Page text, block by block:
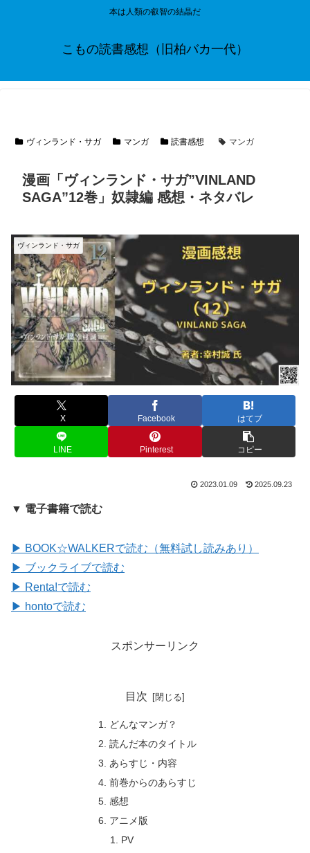
本は人類の叡智の結晶だ
こもの読書感想（旧柏バカ一代）
ヴィンランド・サガ マンガ 読書感想 マンガ
漫画「ヴィンランド・サガ”VINLAND
SAGA”12巻」奴隷編 感想・ネタバレ
ヴィンランド・サガ
X Facebook はてブ
LINE Pinterest コピー
2023.01.09 2025.09.23
▼ 電子書籍で読む
▶ BOOK☆WALKERで読む（無料試し読みあり）
▶ ブックライブで読む
▶ Renta!で読む
▶ hontoで読む
スポンサーリンク
目次
どんなマンガ？
読んだ本のタイトル
あらすじ・内容
前巻からのあらすじ
感想
アニメ版
PV